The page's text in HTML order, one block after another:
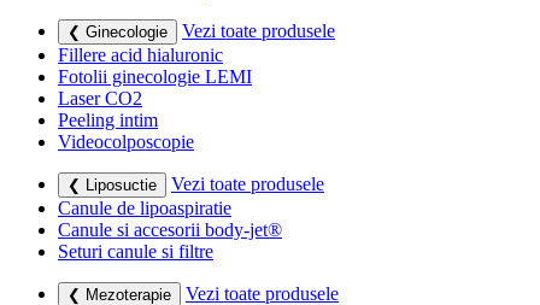
❮ Ginecologie
Vezi toate produsele
Fillere acid hialuronic
Fotolii ginecologie LEMI
Laser CO2
Peeling intim
Videocolposcopie
❮ Liposuctie
Vezi toate produsele
Canule de lipoaspiratie
Canule si accesorii body-jet®
Seturi canule si filtre
❮ Mezoterapie
Vezi toate produsele